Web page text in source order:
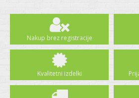
Nakup brez registracije
Kvalitetni izdelki